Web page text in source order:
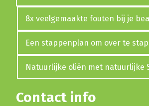
8x veelgemaakte fouten bij je
Een stappenplan om over te
Natuurlijke oliën met natuurlijke
Contact info